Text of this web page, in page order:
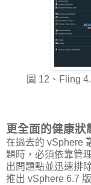
圖 12、Fling
更全面的健康狀
在過去的 vSphere
題時，必須依靠管
出問題點並迅速排
推出 vSphere 6.7